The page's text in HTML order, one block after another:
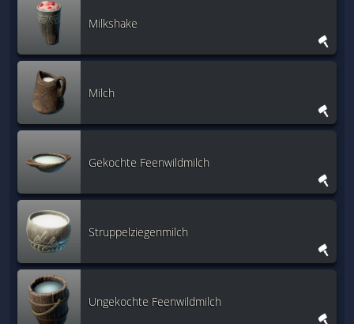
Milkshake
Milch
Gekochte Feenwildmilch
Struppelziegenmilch
Ungekochte Feenwildmilch